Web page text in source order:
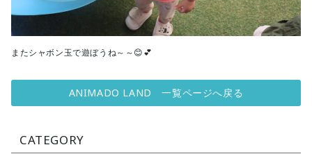
またシャボン玉で遊ぼうね～～😊💕
ANIMADO LAND 一覧ページへ戻る
CATEGORY